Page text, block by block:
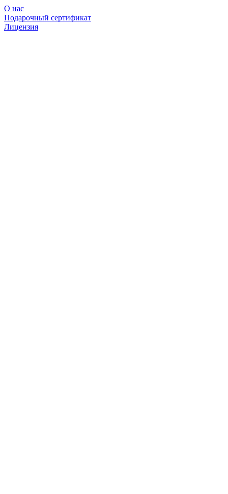
О нас
Подарочный сертификат
Лицензия